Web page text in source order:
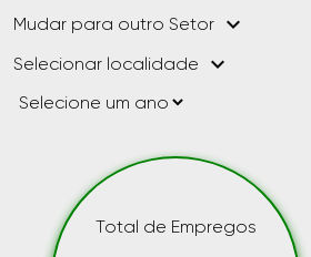
Mudar para outro Setor keyboard_arrow_down
Selecionar localidade keyboard_arrow_down
Total de Empregos